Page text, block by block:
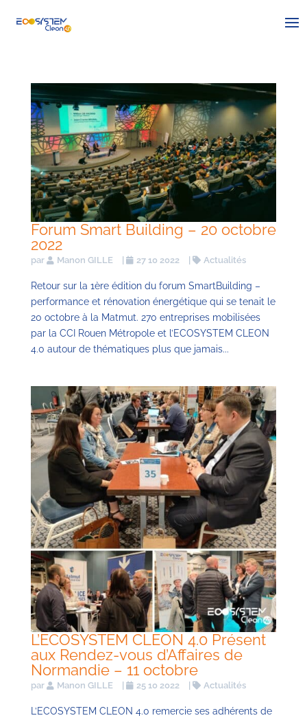
Forum Smart Building – 20 octobre
2022
par Manon GILLE | 27 10 2022 | Actualités
Retour sur la 1ère édition du forum SmartBuilding –
performance et rénovation énergétique qui se tenait le
20 octobre à la Matmut. 270 entreprises mobilisées
par la CCI Rouen Métropole et l’ECOSYSTEM CLEON
4.0 autour de thématiques plus que jamais...
L’ECOSYSTEM CLEON 4.0 Présent
aux Rendez-vous d’Affaires de
Normandie – 11 octobre
par Manon GILLE 25 10 2022 Actualités
L’ECOSYSTEM CLEON 4.0 remercie ses adhérents de